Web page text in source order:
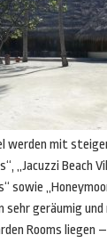
werden mit
„Jacuzzi Beach
sowie
sehr geräumig und
Rooms liegen